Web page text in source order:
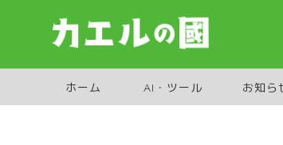
ホーム AI・ツール お知ら